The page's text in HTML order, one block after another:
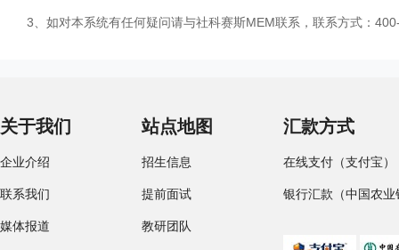
3、如对本系统有任何疑问请与社科赛斯MEM联系，联系方式：
关于我们
企业介绍
联系我们
媒体报道
站点地图
招生信息
提前面试
教研团队
汇款方式
在线支付（支付宝）
银行汇款（中国农业